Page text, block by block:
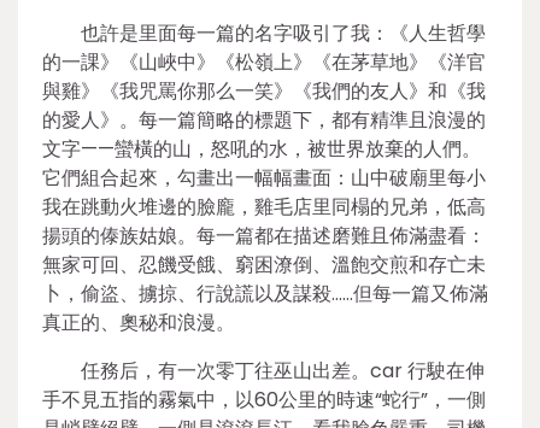
也許是里面每一篇的名字吸引了我：《人生哲學
的一課》《山峽中》《松嶺上》《在茅草地》《洋官
與雞》《我咒罵你那么一笑》《我們的友人》和《我
的愛人》。每一篇簡略的標題下，都有精準且浪漫的
文字——蠻橫的山，怒吼的水，被世界放棄的人們。
它們組合起來，勾畫出一幅幅畫面：山中破廟里每小
我在跳動火堆邊的臉龐，雞毛店里同榻的兄弟，低高
揚頭的傣族姑娘。每一篇都在描述磨難且佈滿盡看：
無家可回、忍饑受餓、窮困潦倒、溫飽交煎和存亡未
卜，偷盜、擄掠、行說謊以及謀殺……但每一篇又佈滿
真正的、奧秘和浪漫。
任務后，有一次零丁往巫山出差。car 行駛在伸
手不見五指的霧氣中，以60公里的時速“蛇行”，一側